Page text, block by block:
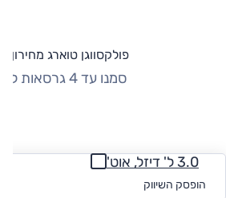
פולקסווגן טוארג מחירון
סמנו עד 4 גרסאות להשוואה
3.0 ל' דיזל, אוט'
הופסק השיווק